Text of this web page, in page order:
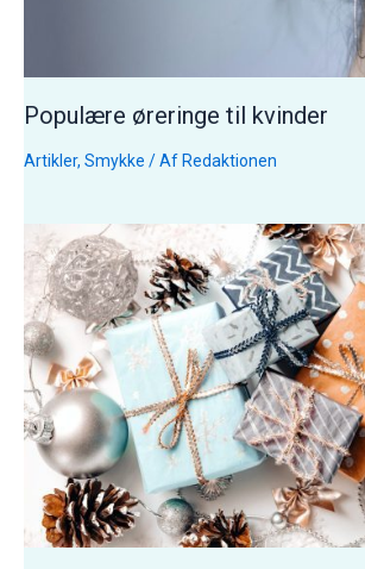
Populære øreringe til kvinder
Artikler, Smykke / Af Redaktionen